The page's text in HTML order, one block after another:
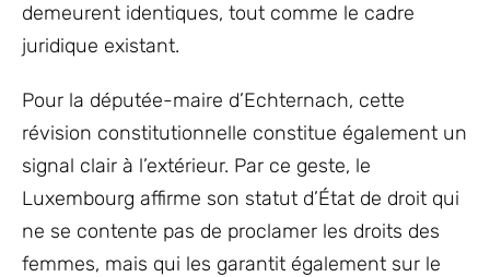
demeurent identiques, tout comme le cadre
juridique existant.
Pour la députée-maire d’Echternach, cette
révision constitutionnelle constitue également un
signal clair à l’extérieur. Par ce geste, le
Luxembourg affirme son statut d’État de droit qui
ne se contente pas de proclamer les droits des
femmes, mais qui les garantit également sur le